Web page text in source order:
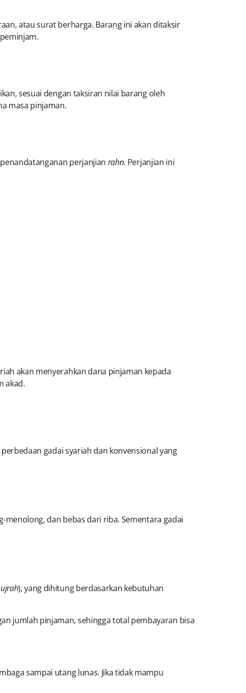
atau surat berharga. Barang ini akan ditaksir
sesuai dengan taksiran nilai barang oleh
masa pinjaman.
perjanjian rahn. Perjanjian ini
akan menyerahkan dana pinjaman kepada
akad.
gadai syariah dan konvensional yang
menolong, dan bebas dari riba. Sementara gadai
ujrah), yang dihitung berdasarkan kebutuhan
jumlah pinjaman, sehingga total pembayaran bisa
sampai utang lunas. Jika tidak mampu